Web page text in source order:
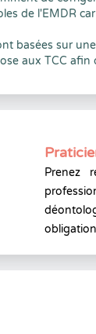
de l'EMDR
basées sur
aux TCC afin
Prenez